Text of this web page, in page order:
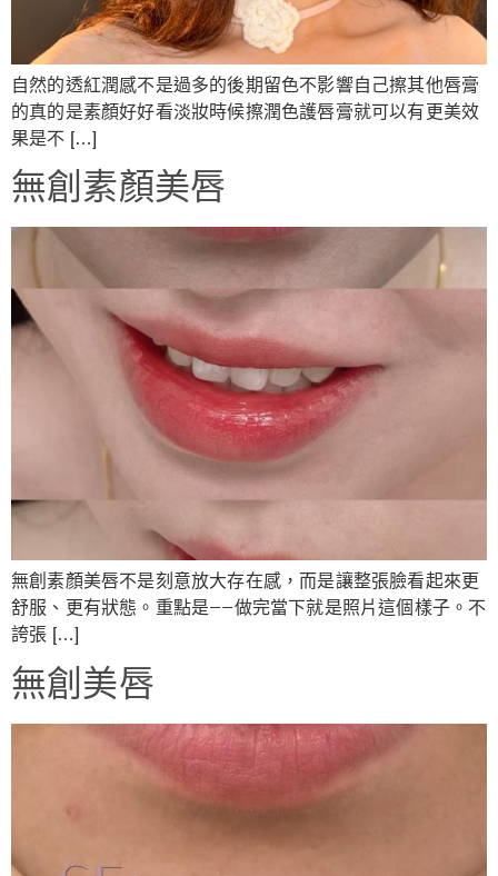
自然的透紅潤感不是過多的後期留色不影響自己擦其他唇膏
的真的是素顏好好看淡妝時候擦潤色護唇膏就可以有更美效
果是不 […]
無創素顏美唇
無創素顏美唇不是刻意放大存在感，而是讓整張臉看起來更
舒服、更有狀態。重點是——做完當下就是照片這個樣子。不
誇張 […]
無創美唇